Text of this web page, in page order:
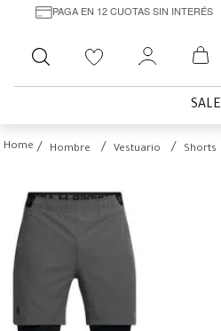
PAGA EN 12 CUOTAS SIN INTERÉS
Buscar
SALE
Hombre Vestuario Shorts